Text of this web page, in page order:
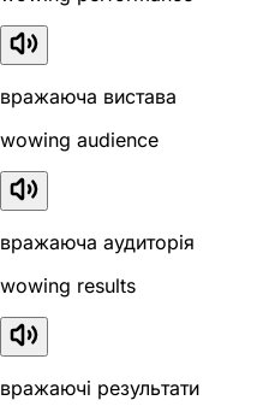
вражаюча вистава
wowing audience
вражаюча аудиторія
wowing results
вражаючі результати